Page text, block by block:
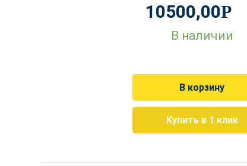
10500,00Р
В наличии
В корзину
Купить в 1 клик